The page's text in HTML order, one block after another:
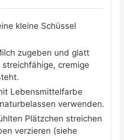
kleine Schüssel
zugeben und glatt
cremige
Lebensmittelfarbe
verwenden.
Plätzchen streichen
verzieren (siehe